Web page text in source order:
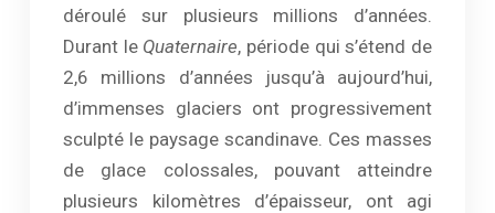
déroulé sur plusieurs millions d’années.
Durant le Quaternaire, période qui s’étend de
2,6 millions d’années jusqu’à aujourd’hui,
d’immenses glaciers ont progressivement
sculpté le paysage scandinave. Ces masses
de glace colossales, pouvant atteindre
plusieurs kilomètres d’épaisseur, ont agi